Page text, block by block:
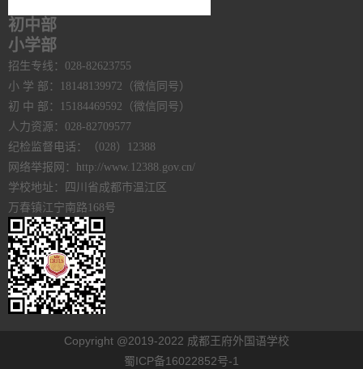
初中部
小学部
招生专线：028-82623755
小 学 部：18148139972（微信同号）
初 中 部：15184469592（微信同号）
人力资源：028-82709577
纪检监督电话：（028）12388
网络举报网：http://www.12388.gov.cn/
学校地址：四川省成都市温江区
万春镇江宁南路168号
Copyright @2019-2022 成都王府外国语学校
蜀ICP备16022852号-1